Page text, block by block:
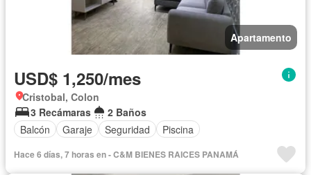
Apartamento
USD$ 1,250/mes
Cristobal, Colon
3 Recámaras
2 Baños
Balcón
Garaje Seguridad Piscina
Hace 6 días, 7 horas en - C&M BIENES RAICES PANAMÁ